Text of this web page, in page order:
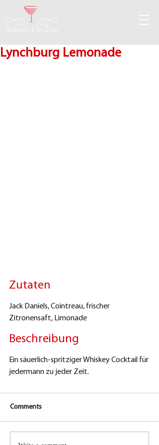
Lynchburg Lemonade
Zutaten
Jack Daniels, Cointreau, frischer
Zitronensaft, Limonade
Beschreibung
Ein säuerlich-spritziger Whiskey Cocktail für
jedermann zu jeder Zeit.
Comments